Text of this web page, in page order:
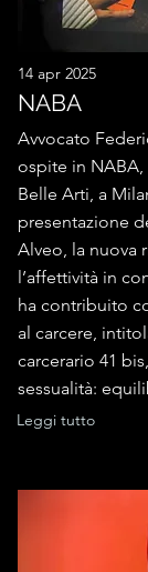
14 apr 2025
NABA
Avvocato
ospite in
Belle Arti, a
presentazione
Alveo, la nuova
l’affettività in
ha contribuito
al carcere,
carcerario 41
sessualità:
Leggi tutto